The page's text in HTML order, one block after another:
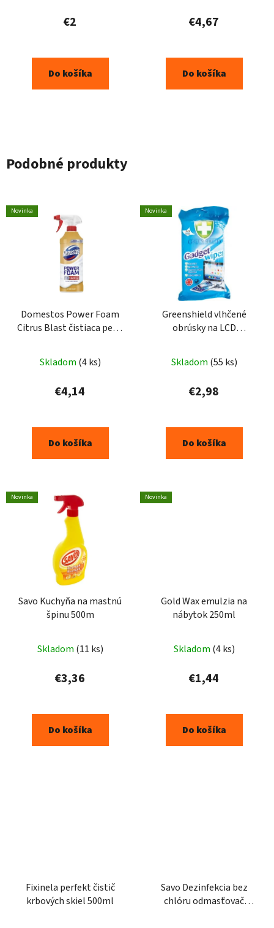
€2
Do košíka
€4,67
Do košíka
Podobné produkty
Novinka
Domestos Power Foam
Citrus Blast čistiaca pena
Skladom (4 ks)
€4,14
Do košíka
Novinka
Greenshield vlhčené
obrúsky na LCD
Skladom (55 ks)
€2,98
Do košíka
Novinka
Savo Kuchyňa na mastnú
špinu 500m
Skladom (11 ks)
€3,36
Do košíka
Novinka
Gold Wax emulzia na
nábytok 250ml
Skladom (4 ks)
€1,44
Do košíka
Fixinela perfekt čistič
krbových skiel 500ml
Savo Dezinfekcia bez
chlóru odmasťovač